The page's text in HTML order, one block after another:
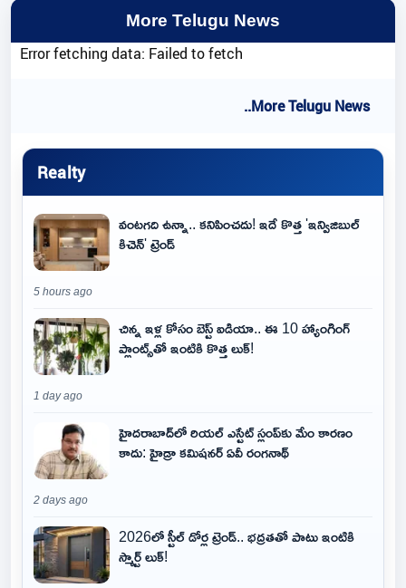
More Telugu News
Error fetching data: Failed to fetch
..More Telugu News
Realty
వంటగది ఉన్నా.. కనిపించదు! ఇదే కొత్త 'ఇన్విజిబుల్
కిచెన్' ట్రెండ్
5 hours ago
చిన్న ఇళ్ల కోసం బెస్ట్ ఐడియా.. ఈ 10 హ్యాంగింగ్
ప్లాంట్స్‌తో ఇంటికి కొత్త లుక్!
1 day ago
హైదరాబాద్‌లో రియల్ ఎస్టేట్ స్లంప్‌కు మేం కారణం
కాదు: హైడ్రా కమిషనర్ ఏవీ రంగనాథ్
2 days ago
2026లో స్టీల్ డోర్ల ట్రెండ్.. భద్రతతో పాటు ఇంటికి
స్మార్ట్ లుక్!